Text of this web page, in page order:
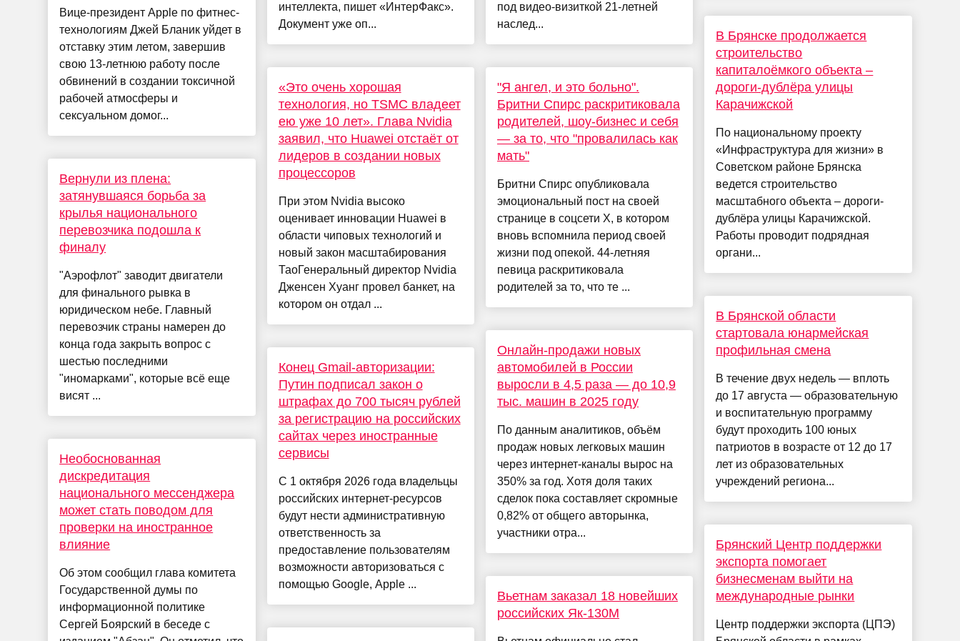
Вице-президент Apple по фитнес-
технологиям Джей Бланик уйдет в
отставку этим летом, завершив
свою 13-летнюю работу после
обвинений в создании токсичной
рабочей атмосферы и
сексуальном домог...
Вернули из плена:
затянувшаяся борьба за
крылья национального
перевозчика подошла к
финалу
"Аэрофлот" заводит двигатели
для финального рывка в
юридическом небе. Главный
перевозчик страны намерен до
конца года закрыть вопрос с
шестью последними
"иномарками", которые всё еще
висят ...
Необоснованная
дискредитация
национального мессенджера
может стать поводом для
проверки на иностранное
влияние
Об этом сообщил глава комитета
Государственной думы по
информационной политике
Сергей Боярский в беседе с
интеллекта, пишет «ИнтерФакс».
Документ уже оп...
«Это очень хорошая
технология, но TSMC владеет
ею уже 10 лет». Глава Nvidia
заявил, что Huawei отстаёт от
лидеров в создании новых
процессоров
При этом Nvidia высоко
оценивает инновации Huawei в
области чиповых технологий и
новый закон масштабирования
ТаоГенеральный директор Nvidia
Дженсен Хуанг провел банкет, на
котором он отдал ...
Конец Gmail-авторизации:
Путин подписал закон о
штрафах до 700 тысяч рублей
за регистрацию на российских
сайтах через иностранные
сервисы
С 1 октября 2026 года владельцы
российских интернет-ресурсов
будут нести административную
ответственность за
предоставление пользователям
возможности авторизоваться с
помощью Google, Apple ...
под видео-визиткой 21-летней
наслед...
"Я ангел, и это больно".
Бритни Спирс раскритиковала
родителей, шоу-бизнес и себя
— за то, что "провалилась как
мать"
Бритни Спирс опубликовала
эмоциональный пост на своей
странице в соцсети X, в котором
вновь вспомнила период своей
жизни под опекой. 44-летняя
певица раскритиковала
родителей за то, что те ...
Онлайн-продажи новых
автомобилей в России
выросли в 4,5 раза — до 10,9
тыс. машин в 2025 году
По данным аналитиков, объём
продаж новых легковых машин
через интернет-каналы вырос на
350% за год. Хотя доля таких
сделок пока составляет скромные
0,82% от общего авторынка,
участники отра...
Вьетнам заказал 18 новейших
российских Як-130М
В Брянске продолжается
строительство
капиталоёмкого объекта –
дороги-дублёра улицы
Карачижской
По национальному проекту
«Инфраструктура для жизни» в
Советском районе Брянска
ведется строительство
масштабного объекта – дороги-
дублёра улицы Карачижской.
Работы проводит подрядная
органи...
В Брянской области
стартовала юнармейская
профильная смена
В течение двух недель — вплоть
до 17 августа — образовательную
и воспитательную программу
будут проходить 100 юных
патриотов в возрасте от 12 до 17
лет из образовательных
учреждений региона...
Брянский Центр поддержки
экспорта помогает
бизнесменам выйти на
международные рынки
Центр поддержки экспорта (ЦПЭ)